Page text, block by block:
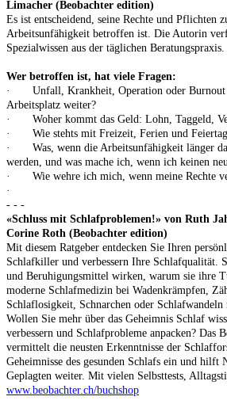
Limacher (Beobachter edition)
Es ist entscheidend, seine Rechte und Pflichten
Arbeitsunfähigkeit betroffen ist. Die Autorin
Spezialwissen aus der täglichen Beratungspraxis.
Wer betroffen ist, hat viele Fragen:
· Unfall, Krankheit, Operation oder Burnout
Arbeitsplatz weiter?
· Woher kommt das Geld: Lohn, Taggeld,
· Wie stehts mit Freizeit, Ferien und
· Was, wenn die Arbeitsunfähigkeit länger
werden, und was mache ich, wenn ich keinen
· Wie wehre ich mich, wenn meine Rechte
·
- - -
«Schluss mit Schlafproblemen!» von Ruth
Corine Roth (Beobachter edition)
Mit diesem Ratgeber entdecken Sie Ihren
Schlafkiller und verbessern Ihre Schlafqualität.
und Beruhigungsmittel wirken, warum sie ihre
moderne Schlafmedizin bei Wadenkrämpfen,
Schlaflosigkeit, Schnarchen oder Schlafwandeln
Wollen Sie mehr über das Geheimnis Schlaf
verbessern und Schlafprobleme anpacken? Das
vermittelt die neusten Erkenntnisse der
Geheimnisse des gesunden Schlafs ein und hilft
Geplagten weiter. Mit vielen Selbsttests,
www.beobachter.ch/buchshop